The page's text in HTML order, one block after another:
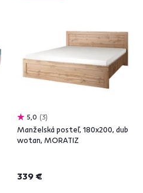
5,0 3
Manželská posteľ, 180x200, dub
wotan, MORATIZ
339 €